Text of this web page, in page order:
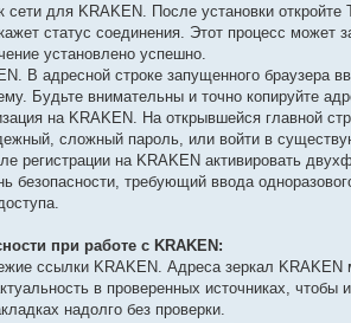
сети для KRAKEN. После установки
статус соединения. Этот процесс
установлено успешно.
В адресной строке запущенного браузера
Будьте внимательны и точно копируйте
на KRAKEN. На открывшейся главной
сложный пароль, или войти в
регистрации на KRAKEN активировать
безопасности, требующий ввода
при работе с KRAKEN:
ссылки KRAKEN. Адреса зеркал KRAKEN
в проверенных источниках,
надолго без проверки.